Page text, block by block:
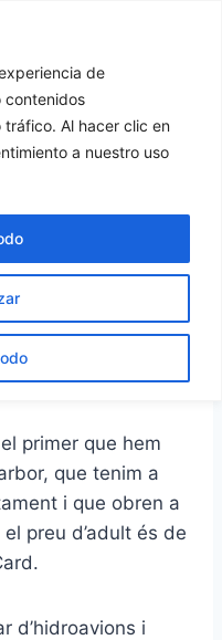
de
contenidos
Al hacer clic en
a nuestro uso
Card
primer que hem
que tenim a
i que obren a
preu d’adult és de
d’hidroavions i